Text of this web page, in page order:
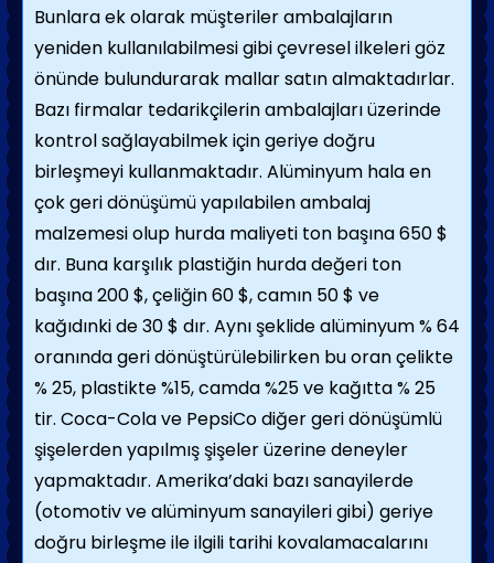
Bunlara ek olarak müşteriler ambalajların
yeniden kullanılabilmesi gibi çevresel ilkeleri göz
önünde bulundurarak mallar satın almaktadırlar.
Bazı firmalar tedarikçilerin ambalajları üzerinde
kontrol sağlayabilmek için geriye doğru
birleşmeyi kullanmaktadır. Alüminyum hala en
çok geri dönüşümü yapılabilen ambalaj
malzemesi olup hurda maliyeti ton başına 650 $
dır. Buna karşılık plastiğin hurda değeri ton
başına 200 $, çeliğin 60 $, camın 50 $ ve
kağıdınki de 30 $ dır. Aynı şeklide alüminyum % 64
oranında geri dönüştürülebilirken bu oran çelikte
% 25, plastikte %15, camda %25 ve kağıtta % 25
tir. Coca-Cola ve PepsiCo diğer geri dönüşümlü
şişelerden yapılmış şişeler üzerine deneyler
yapmaktadır. Amerika’daki bazı sanayilerde
(otomotiv ve alüminyum sanayileri gibi) geriye
doğru birleşme ile ilgili tarihi kovalamacalarını